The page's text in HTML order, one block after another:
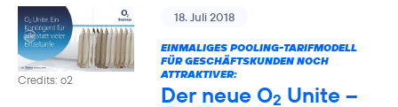
Credits: o2
18. Juli 2018
EINMALIGES POOLING-TARIFMODELL
FÜR GESCHÄFTSKUNDEN NOCH
ATTRAKTIVER:
Der neue O2 Unite –